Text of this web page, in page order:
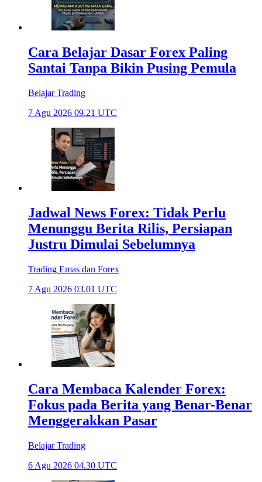
Cara Belajar Dasar Forex Paling
Santai Tanpa Bikin Pusing Pemula
Belajar Trading
7 Agu 2026 09.21 UTC
Jadwal News Forex: Tidak Perlu
Menunggu Berita Rilis, Persiapan
Justru Dimulai Sebelumnya
Trading Emas dan Forex
7 Agu 2026 03.01 UTC
Cara Membaca Kalender Forex:
Fokus pada Berita yang Benar-Benar
Menggerakkan Pasar
Belajar Trading
6 Agu 2026 04.30 UTC